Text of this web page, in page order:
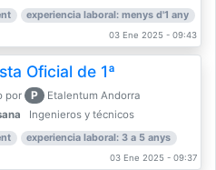
experiencia laboral: menys d'1 any
03 Ene 2025 - 09:43
Oficial de 1ª
por P
Etalentum Andorra
Ingenieros y técnicos
experiencia laboral: 3 a 5 anys
03 Ene 2025 - 09:37